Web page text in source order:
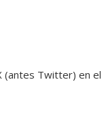
(antes Twitter) en el